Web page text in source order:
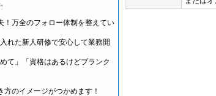
！万全のフォロー体制を整えてい
れた新人研修で安心して業務開
て」「資格はあるけどブランク
のイメージがつかめます！